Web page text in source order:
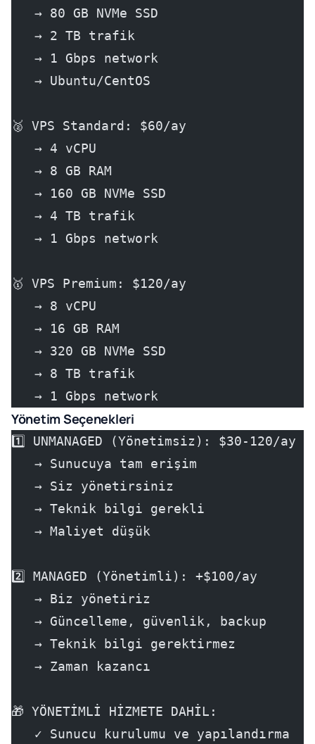
   → 80 GB NVMe SSD
   → 2 TB trafik
   → 1 Gbps network
   → Ubuntu/CentOS
🥈 VPS Standard: $60/ay
   → 4 vCPU
   → 8 GB RAM
   → 160 GB NVMe SSD
   → 4 TB trafik
   → 1 Gbps network
🥇 VPS Premium: $120/ay
   → 8 vCPU
   → 16 GB RAM
   → 320 GB NVMe SSD
   → 8 TB trafik
   → 1 Gbps network
Yönetim Seçenekleri
1️⃣ UNMANAGED (Yönetimsiz): $30-120/ay
   → Sunucuya tam erişim
   → Siz yönetirsiniz
   → Teknik bilgi gerekli
   → Maliyet düşük
2️⃣ MANAGED (Yönetimli): +$100/ay
   → Biz yönetiriz
   → Güncelleme, güvenlik, backup
   → Teknik bilgi gerektirmez
   → Zaman kazancı
🎁 YÖNETİMLİ HİZMETE DAHİL:
   ✓ Sunucu kurulumu ve yapılandırma